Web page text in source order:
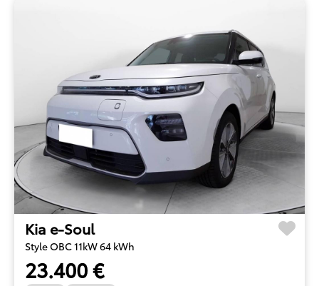
Kia e-Soul
Style OBC 11kW 64 kWh
23.400 €